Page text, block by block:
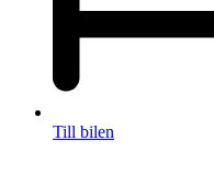
Till bilen